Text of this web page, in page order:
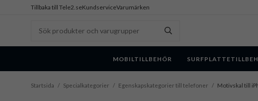
Tillbaka till Tele2.seKundserviceVarumärken
MOBILTILLBEHÖR
Startsida / Specialkategorier / Egenskapskategorier till telefoner / Motivskal till